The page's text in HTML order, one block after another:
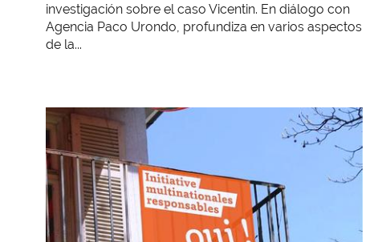
investigación sobre el caso Vicentin. En diálogo con
Agencia Paco Urondo, profundiza en varios aspectos
de la...
Imagen